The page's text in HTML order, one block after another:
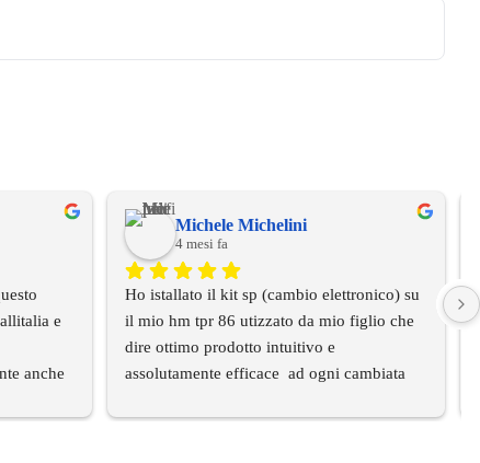
e
anche
Michele Michelini
4 mesi fa
Ho istallato il kit sp (cambio elettronico) su
il mio hm tpr 86 utizzato da mio figlio che
dire ottimo prodotto intuitivo e
assolutamente efficace  ad ogni cambiata
tramite centralina programmabile